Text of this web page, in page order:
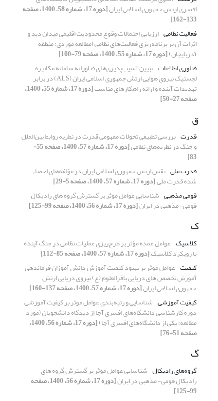
افسری ارتش جمهوری اسلامی ایران [دوره 17، شماره 58، 1400، صفحه
133-162]
فعالیت نظامی ارزیابی احتمالات وقوع محدودیت اقلیمی میدان دید و
اثرات آن بر برنامه‌ریزی فعالیت‌های نظامی (مطالعه موردی: منطقه
آذربایجان)[دوره 17، شماره 55، 1400، صفحه 79-100]
فناوری اطلاعات تبیین آسیب‌پذیری‌های فناورانه سامانه مکانیزه
لجستیک نیروی هوایی ارتش جمهوری اسلامی ایران (ALS) در برابر
تهدیدات آینده و ارائه راهکارهای مناسب [دوره 17، شماره 55، 1400،
صفحه 27-50]
ق
قدرت بررسی تطبیقی تحولات مفهومی قدرت در نظریه روابط بین‌الملل
و جنگ در نظریه‌های نظامی [دوره 17، شماره 57، 1400، صفحه 55-
83]
قدرت ملی نقش ارتش جمهوری اسلامی ایران در مؤلفه‌های احصاء
شده قدرت ملی[دوره 17، شماره 57، 1400، صفحه 5-29]
قومی مذهبی شناسایی عوامل موثر بر گسترش گروه های رادیکال
قومی- مذهبی در ایران[دوره 17، شماره 56، 1400، صفحه 99-125]
ک
کلاسیک عوامل عمده مؤثر بر طرح‌ریزی عملیات نظامی در جنگ آینده
با رویکرد کلاسیک[دوره 17، شماره 57، 1400، صفحه 85-112]
کیفیت عوامل موثر بر بهبود کیفیت آموزش دانش آموزان فرماندهی
آموزش تخصص های دریایی باقرالعلوم (ع) نیروی دریایی ارتش
جمهوری اسلامی ایران[دوره 17، شماره 57، 1400، صفحه 137-160]
کیفیت آموزشی شناسایی و رتبه‌بندی عوامل موثر بر کیفیت آموزشی
دوره کارشناسی دانشگاه‌های افسری آجا از دیدگاه دانشجویان (مورد
مطالعه: یکی از دانشگاه‌های افسری آجا) [دوره 17، شماره 56، 1400،
صفحه 51-76]
گ
گروه‌های رادیکال شناسایی عوامل موثر بر گسترش گروه های
رادیکال قومی- مذهبی در ایران [دوره 17، شماره 56، 1400، صفحه
99-125]